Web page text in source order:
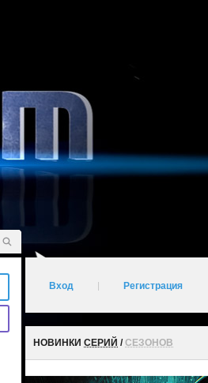
Вход Регистрация
НОВИНКИ СЕРИЙ /СЕЗОНОВ